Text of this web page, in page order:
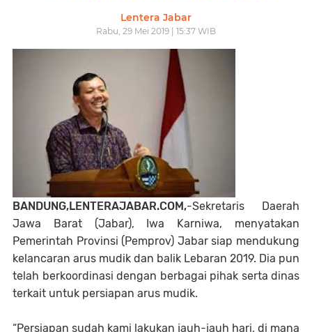
Lentera Jabar
Rabu, 29 Mei 2019 | 15:37 WIB
BANDUNG,LENTERAJABAR.COM,-Sekretaris Daerah
Jawa Barat (Jabar), Iwa Karniwa, menyatakan
Pemerintah Provinsi (Pemprov) Jabar siap mendukung
kelancaran arus mudik dan balik Lebaran 2019. Dia pun
telah berkoordinasi dengan berbagai pihak serta dinas
terkait untuk persiapan arus mudik.
“Persiapan sudah kami lakukan jauh-jauh hari, di mana